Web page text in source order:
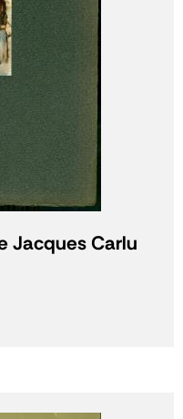
Jacques Carlu